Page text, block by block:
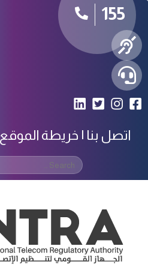
155
اتصل بنا خريطة الموقع